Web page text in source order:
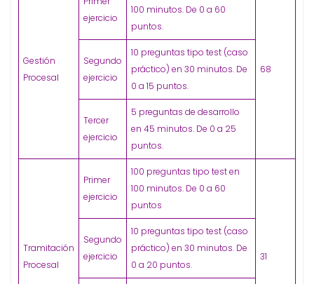
Gestión
Procesal
ejercicio
100 minutos. De 0 a 60
puntos.
68
Segundo
ejercicio
10 preguntas tipo test (caso
práctico) en 30 minutos. De
0 a 15 puntos.
Tercer
ejercicio
5 preguntas de desarrollo
en 45 minutos. De 0 a 25
puntos.
Tramitación
Procesal
Primer
ejercicio
100 preguntas tipo test en
100 minutos. De 0 a 60
puntos
31
Segundo
ejercicio
10 preguntas tipo test (caso
práctico) en 30 minutos. De
0 a 20 puntos.